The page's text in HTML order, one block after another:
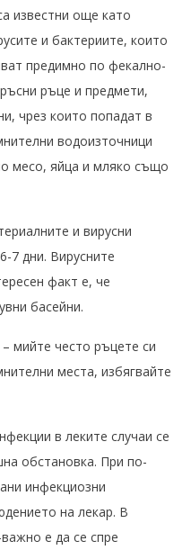
известни още като
и бактериите, които
предимно по фекално-
ръце и предмети,
чрез които попадат в
водоизточници
месо, яйца и мляко също
и вирусни
7 дни. Вирусните
факт е, че
басейни.
мийте често ръцете си
места, избягвайте
в леките случаи се
обстановка. При по-
инфекциозни
на лекар. В
е да се спре